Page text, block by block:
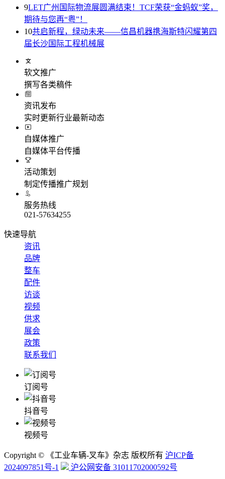
9LET广州国际物流展圆满结束！TCF荣获“金蚂蚁”奖，
期待与您再“粤”！
10共启新程，绿动未来——信昌机器携海斯特闪耀第四
届长沙国际工程机械展
软文推广
撰写各类稿件
资讯发布
实时更新行业最新动态
自媒体推广
自媒体平台传播
活动策划
制定传播推广规划
服务热线
021-57634255
快速导航
资讯
品牌
整车
配件
访谈
视频
供求
展会
政策
联系我们
订阅号
抖音号
视频号
Copyright © 《工业车辆-叉车》杂志 版权所有 沪ICP备
2024097851号-1
沪公网安备 31011702000592号